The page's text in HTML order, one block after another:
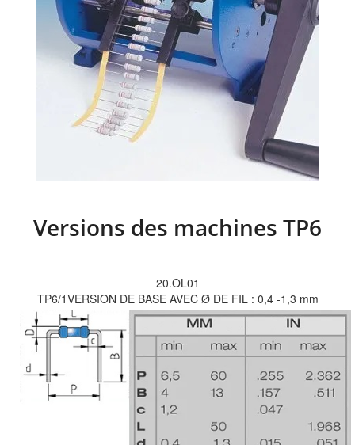
Versions des machines TP6
20.OL01
TP6/1VERSION DE BASE AVEC Ø DE FIL : 0,4 -1,3 mm